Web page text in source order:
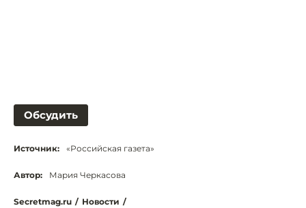
Обсудить
Источник: «Российская газета»
Автор: Мария Черкасова
Secretmag.ru / Новости /